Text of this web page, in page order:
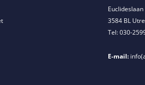
Euclideslaan
3584 BL
Tel: 030-
E-mail: